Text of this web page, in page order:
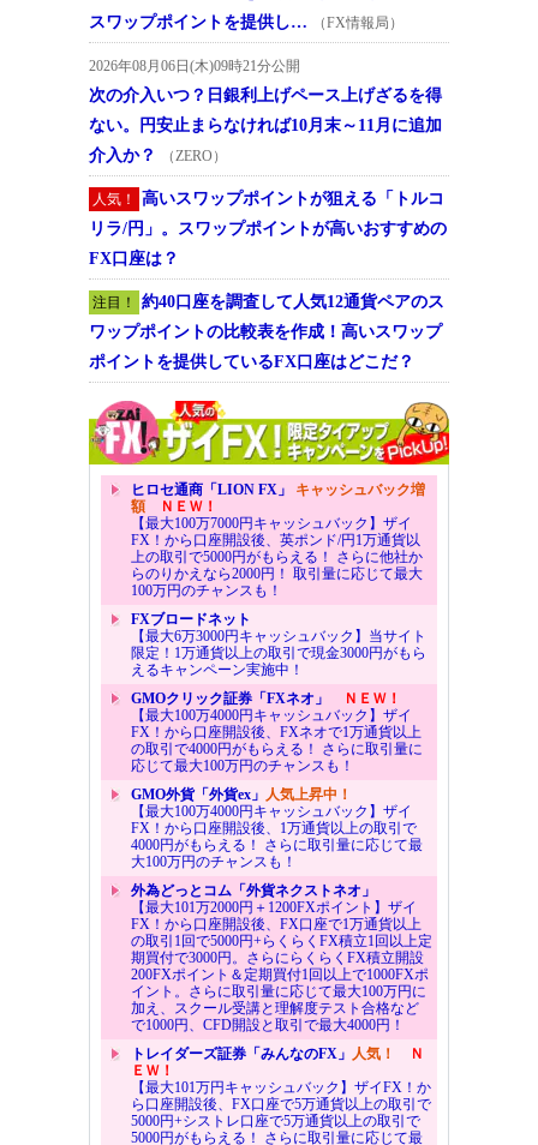
スワップポイントを提供し…
（FX情報局）
2026年08月06日(木)09時21分公開
次の介入いつ？日銀利上げペース上げざるを得
ない。円安止まらなければ10月末～11月に追加
介入か？
（ZERO）
人気！
高いスワップポイントが狙える「トルコ
リラ/円」。スワップポイントが高いおすすめの
FX口座は？
注目！
約40口座を調査して人気12通貨ペアのス
ワップポイントの比較表を作成！高いスワップ
ポイントを提供しているFX口座はどこだ？
ヒロセ通商「LION FX」 キャッシュバック増
額ＮＥＷ！
【最大100万7000円キャッシュバック】ザイ
FX！から口座開設後、英ポンド/円1万通貨以
上の取引で5000円がもらえる！ さらに他社か
らのりかえなら2000円！ 取引量に応じて最大
100万円のチャンスも！
FXブロードネット
【最大6万3000円キャッシュバック】当サイト
限定！1万通貨以上の取引で現金3000円がもら
えるキャンペーン実施中！
GMOクリック証券「FXネオ」
ＮＥＷ！
【最大100万4000円キャッシュバック】ザイ
FX！から口座開設後、FXネオで1万通貨以上
の取引で4000円がもらえる！ さらに取引量に
応じて最大100万円のチャンスも！
GMO外貨「外貨ex」 人気上昇中！
【最大100万4000円キャッシュバック】ザイ
FX！から口座開設後、1万通貨以上の取引で
4000円がもらえる！ さらに取引量に応じて最
大100万円のチャンスも！
外為どっとコム「外貨ネクストネオ」
【最大101万2000円＋1200FXポイント】ザイ
FX！から口座開設後、FX口座で1万通貨以上
の取引1回で5000円+らくらくFX積立1回以上定
期買付で3000円。さらにらくらくFX積立開設
200FXポイント＆定期買付1回以上で1000FXポ
イント。さらに取引量に応じて最大100万円に
加え、スクール受講と理解度テスト合格など
で1000円、CFD開設と取引で最大4000円！
トレイダーズ証券「みんなのFX」 人気！
Ｎ
ＥＷ！
【最大101万円キャッシュバック】ザイFX！か
ら口座開設後、FX口座で5万通貨以上の取引で
5000円+シストレ口座で5万通貨以上の取引で
5000円がもらえる！ さらに取引量に応じて最